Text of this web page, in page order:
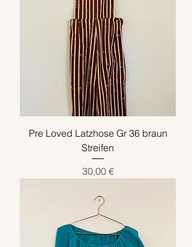
Pre Loved Latzhose Gr 36 braun
Streifen
Preis
30,00 €